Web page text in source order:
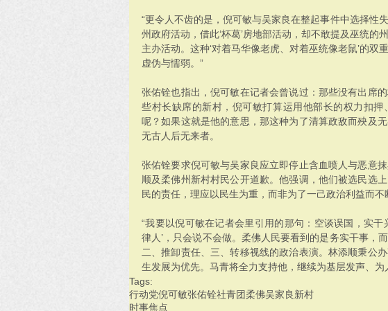
“更令人不齿的是，倪可敏与吴家良在整起事件中选择性
州政府活动，借此‘杯葛’房地部活动，却不敢提及巫统的
主办活动。这种‘对着马华像老虎、对着巫统像老鼠’的双
虚伪与懦弱。”
张佑铨也指出，倪可敏在记者会曾说过：那些没有出席
些村长缺席的新村，倪可敏打算运用他部长的权力扣押
呢？如果这就是他的意思，那这种为了清算政敌而殃及
无古人后无来者。
张佑铨要求倪可敏与吴家良应立即停止含血喷人与恶意
顺及柔佛州新村村民公开道歉。他强调，他们被选民选
民的责任，理应以民生为重，而非为了一己政治利益而不
“我要以倪可敏在记者会里引用的那句：空谈误国，实干
律人’，只会说不会做。柔佛人民要看到的是务实干事，
二、推卸责任、三、转移视线的政治表演。林添顺秉公
生发展为优先。马青将全力支持他，继续为基层发声、为
Tags:
行动党倪可敏张佑铨社青团柔佛吴家良新村
时事焦点